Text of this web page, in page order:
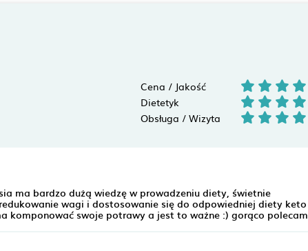
Cena / Jakość
Dietetyk
Obsługa / Wizyta
ma bardzo dużą wiedzę w prowadzeniu diety, świetnie
wagi i dostosowanie się do odpowiedniej diety keto
komponować swoje potrawy a jest to ważne :) gorąco polecam